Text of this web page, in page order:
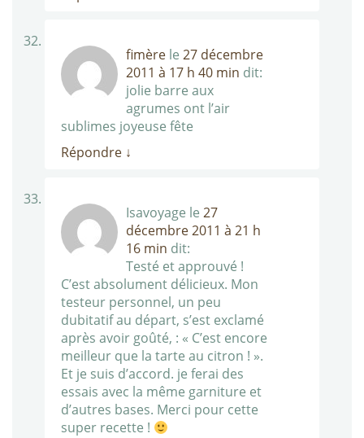
fimère le 27 décembre
2011 à 17 h 40 min dit:
jolie barre aux
agrumes ont l’air
sublimes joyeuse fête
Répondre ↓
Isavoyage le 27
décembre 2011 à 21 h
16 min dit:
Testé et approuvé !
C’est absolument délicieux. Mon
testeur personnel, un peu
dubitatif au départ, s’est exclamé
après avoir goûté, : « C’est encore
meilleur que la tarte au citron ! ».
Et je suis d’accord. je ferai des
essais avec la même garniture et
d’autres bases. Merci pour cette
super recette !